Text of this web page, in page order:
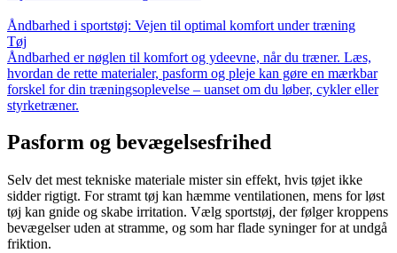
Åndbarhed i sportstøj: Vejen til optimal komfort under træning
Tøj
Åndbarhed er nøglen til komfort og ydeevne, når du træner. Læs,
hvordan de rette materialer, pasform og pleje kan gøre en mærkbar
forskel for din træningsoplevelse – uanset om du løber, cykler eller
styrketræner.
Pasform og bevægelsesfrihed
Selv det mest tekniske materiale mister sin effekt, hvis tøjet ikke
sidder rigtigt. For stramt tøj kan hæmme ventilationen, mens for løst
tøj kan gnide og skabe irritation. Vælg sportstøj, der følger kroppens
bevægelser uden at stramme, og som har flade syninger for at undgå
friktion.